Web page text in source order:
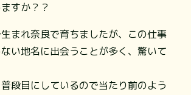
すか？？
まれ奈良で育ちましたが、この仕事
い地名に出会うことが多く、驚いて
段目にしているので当たり前のよう